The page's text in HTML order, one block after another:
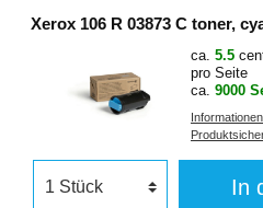
Xerox 106 R 03873 C toner,
ca. 5.5
pro Seite
ca. 9000
In